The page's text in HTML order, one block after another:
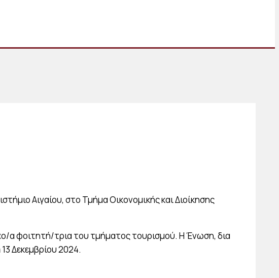
Αιγαίου, στο Τμήμα Οικονομικής και Διοίκησης
α φοιτητή/τρια του τμήματος τουρισμού. Η Ένωση, δια
Δεκεμβρίου 2024.